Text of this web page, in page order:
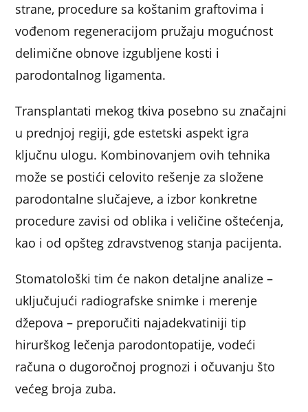
strane, procedure sa koštanim graftovima i
vođenom regeneracijom pružaju mogućnost
delimične obnove izgubljene kosti i
parodontalnog ligamenta.
Transplantati mekog tkiva posebno su značajni
u prednjoj regiji, gde estetski aspekt igra
ključnu ulogu. Kombinovanjem ovih tehnika
može se postići celovito rešenje za složene
parodontalne slučajeve, a izbor konkretne
procedure zavisi od oblika i veličine oštećenja,
kao i od opšteg zdravstvenog stanja pacijenta.
Stomatološki tim će nakon detaljne analize –
uključujući radiografske snimke i merenje
džepova – preporučiti najadekvatiniji tip
hirurškog lečenja parodontopatije, vodeći
računa o dugoročnoj prognozi i očuvanju što
većeg broja zuba.